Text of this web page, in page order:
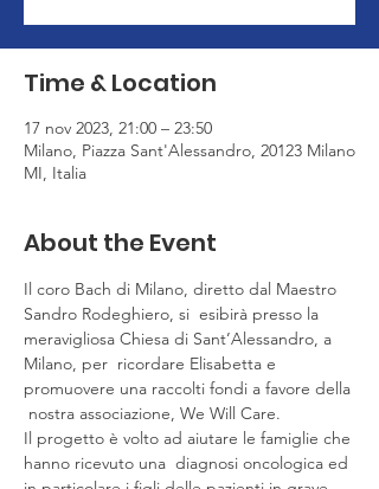
Time & Location
17 nov 2023, 21:00 – 23:50
Milano, Piazza Sant'Alessandro, 20123 Milano
MI, Italia
About the Event
Il coro Bach di Milano, diretto dal Maestro
Sandro Rodeghiero, si  esibirà presso la
meravigliosa Chiesa di Sant’Alessandro, a
Milano, per  ricordare Elisabetta e
promuovere una raccolti fondi a favore della
nostra associazione, We Will Care.
Il progetto è volto ad aiutare le famiglie che
hanno ricevuto una  diagnosi oncologica ed